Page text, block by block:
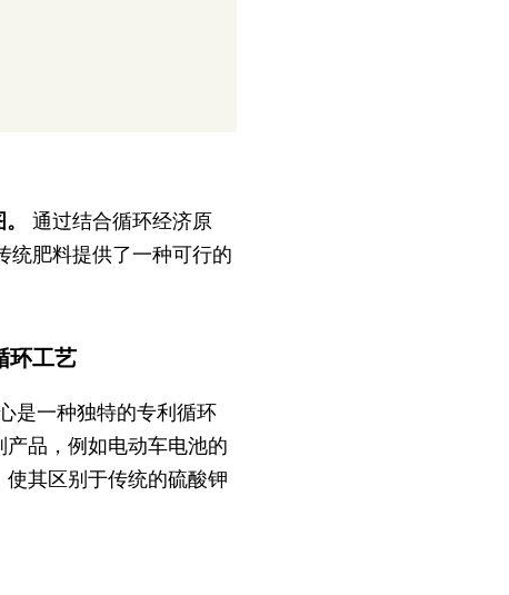
通过结合循环经济原
统肥料提供了一种可行的
环工艺
是一种独特的专利循环
品，例如电动车电池的
其区别于传统的硫酸钾